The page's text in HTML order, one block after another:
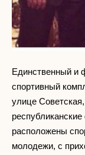
Единственный и
спортивный
улице
расположены
молодежи, с